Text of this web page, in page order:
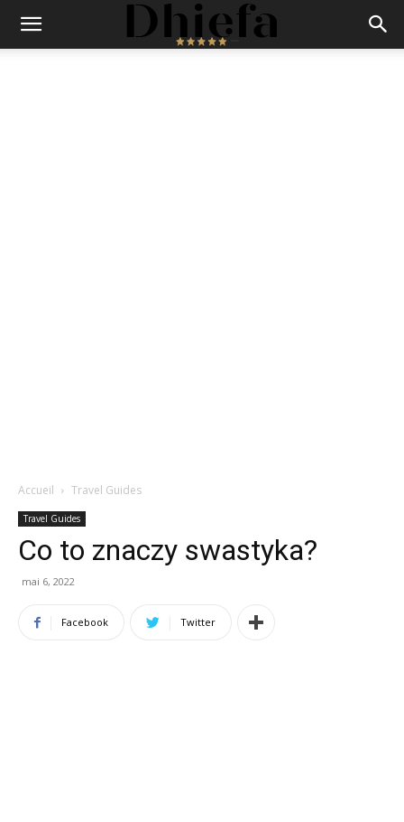
Accueil Travel Guides
Travel Guides
Co to znaczy swastyka?
mai 6, 2022
Facebook Twitter